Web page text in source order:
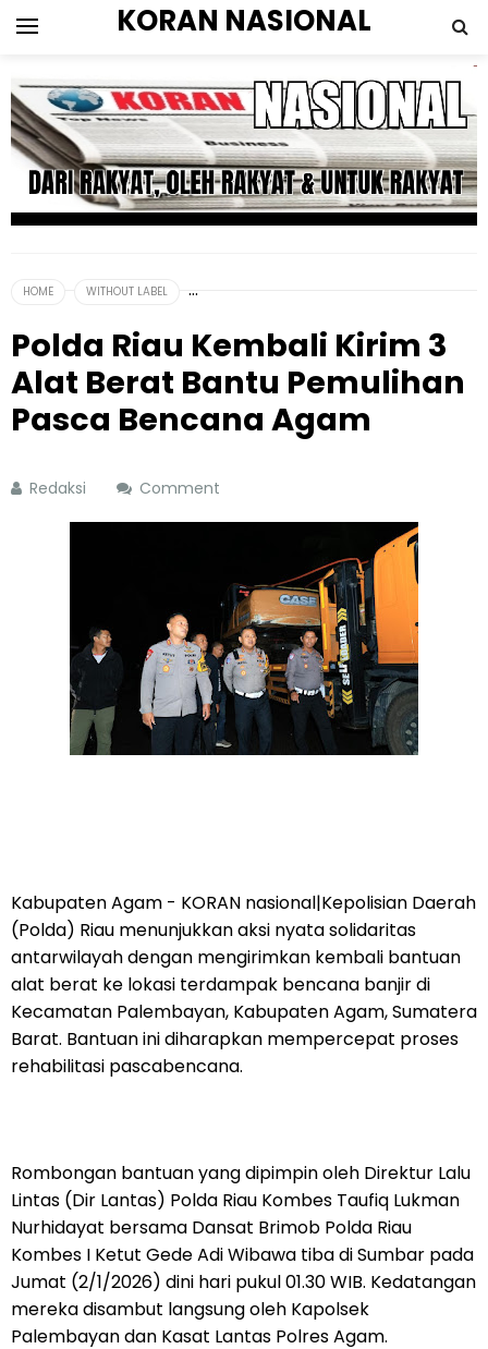
KORAN NASIONAL
HOME WITHOUT LABEL
Polda Riau Kembali Kirim 3
Alat Berat Bantu Pemulihan
Pasca Bencana Agam
Redaksi Comment
Kabupaten Agam - KORAN nasional|Kepolisian Daerah
(Polda) Riau menunjukkan aksi nyata solidaritas
antarwilayah dengan mengirimkan kembali bantuan
alat berat ke lokasi terdampak bencana banjir di
Kecamatan Palembayan, Kabupaten Agam, Sumatera
Barat. Bantuan ini diharapkan mempercepat proses
rehabilitasi pascabencana.
Rombongan bantuan yang dipimpin oleh Direktur Lalu
Lintas (Dir Lantas) Polda Riau Kombes Taufiq Lukman
Nurhidayat bersama Dansat Brimob Polda Riau
Kombes I Ketut Gede Adi Wibawa tiba di Sumbar pada
Jumat (2/1/2026) dini hari pukul 01.30 WIB. Kedatangan
mereka disambut langsung oleh Kapolsek
Palembayan dan Kasat Lantas Polres Agam.